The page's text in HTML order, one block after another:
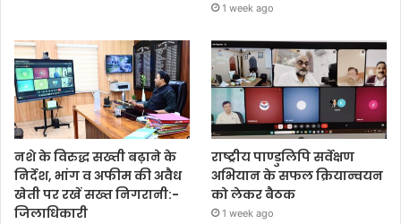
1 week ago
नशे के विरुद्ध सख्ती बढ़ाने के
निर्देश, भांग व अफीम की अवैध
खेती पर रखें सख्त निगरानी:-
जिलाधिकारी
राष्ट्रीय पाण्डुलिपि सर्वेक्षण
अभियान के सफल क्रियान्वयन
को लेकर बैठक
1 week ago